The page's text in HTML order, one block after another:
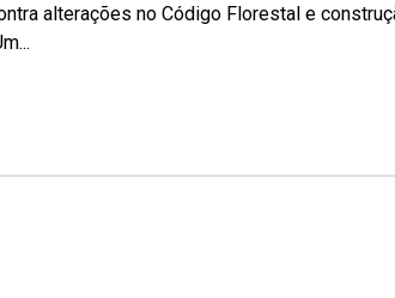
alterações no Código Florestal e